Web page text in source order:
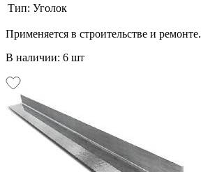
Тип: Уголок
Применяется в строительстве и ремонте.
В наличии: 6 шт